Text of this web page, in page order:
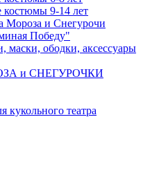
костюмы 9-14 лет
Мороза и Снегурочи
Победу"
маски, ободки, аксессуары
и СНЕГУРОЧКИ
кукольного театра